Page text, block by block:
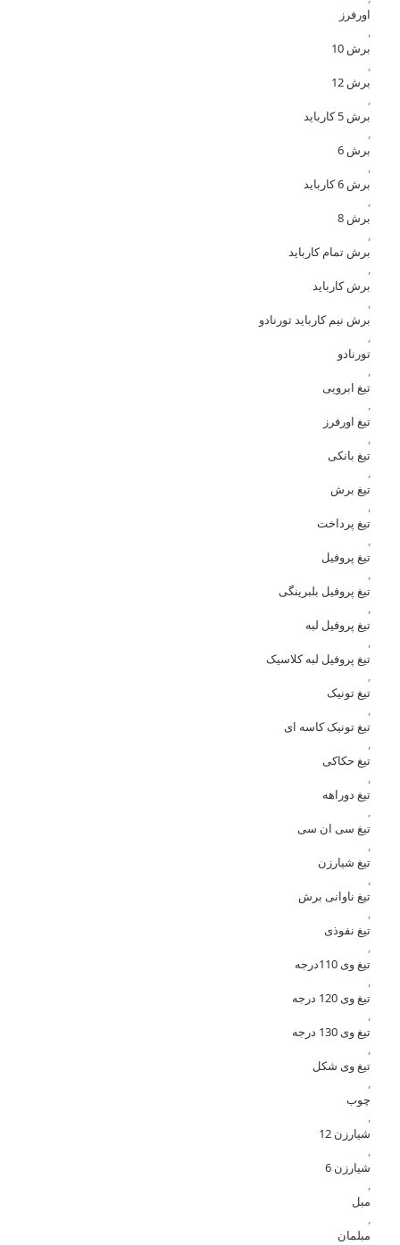
اورفرز
,
برش 10
,
برش 12
,
برش 5 کارباید
,
برش 6
,
برش 6 کارباید
,
برش 8
,
برش تمام کارباید
,
برش کارباید
,
برش نیم کارباید تورنادو
,
تورنادو
,
تیغ ابرویی
,
تیغ اورفرز
,
تیغ بانکی
,
تیغ برش
,
تیغ پرداخت
,
تیغ پروفیل
,
تیغ پروفیل بلبرینگی
,
تیغ پروفیل لبه
,
تیغ پروفیل لبه کلاسیک
,
تیغ تونیک
,
تیغ تونیک کاسه ای
,
تیغ حکاکی
,
تیغ دوراهه
,
تیغ سی ان سی
,
تیغ شیارزن
,
تیغ ناوانی برش
,
تیغ نفوذی
,
تیغ وی 110درجه
,
تیغ وی 120 درجه
,
تیغ وی 130 درجه
,
تیغ وی شکل
,
چوب
,
شیارزن 12
,
شیارزن 6
,
مبل
,
مبلمان